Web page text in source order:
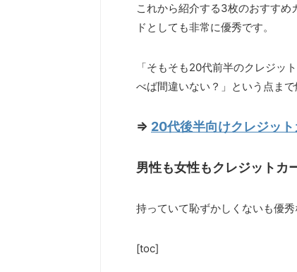
これから紹介する3枚のおすす
ドとしても非常に優秀です。
「そもそも20代前半のクレジッ
べば間違いない？」という点まで
⇒ 20代後半向けクレジッ
男性も女性もクレジットカ
持っていて恥ずかしくないも優
[toc]